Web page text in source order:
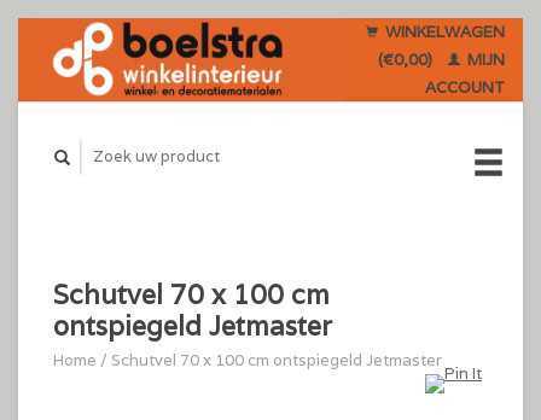
WINKELWAGEN
(€0,00)
MIJN
ACCOUNT
Schutvel 70 x 100 cm
ontspiegeld Jetmaster
Home / Schutvel 70 x 100 cm ontspiegeld Jetmaster